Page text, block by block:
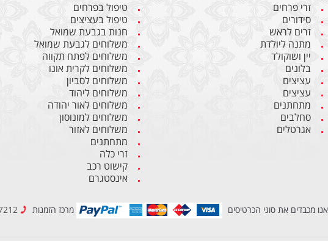
זרי פרחים
סידורים
זרים לראש
מתנה ליולדת
יין ושוקולד
בלונים
עציצים
עציצים
מתחתנים
סחלבים
אגרטלים
טיפול בפרחים
טיפול בעציצים
חנות בגבעת שמואל
משלוחים לגבעת שמואל
משלוחים לפתח תקווה
משלוחים לקרית אונו
משלוחים לסביון
משלוחים ליהוד
משלוחים לאור יהודה
משלוחים למונוסון
משלוחים לאזור
מתחתנים
זרי כלה
קישוט רכב
אינסטגרם
אנו מכבדים את סוגי הכרטיסים מרכז הזמנות